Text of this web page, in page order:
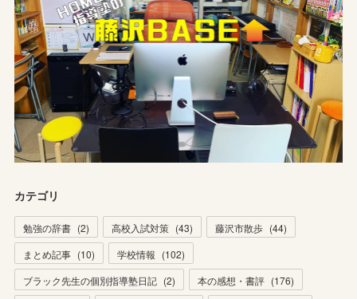
カテゴリ
勉強の辞書 (2) 高校入試対策 (43) 藤沢市散歩 (44)
まとめ記事 (10) 学校情報 (102)
ブラック先生の個別指導塾日記 (2) 本の感想・書評 (176)